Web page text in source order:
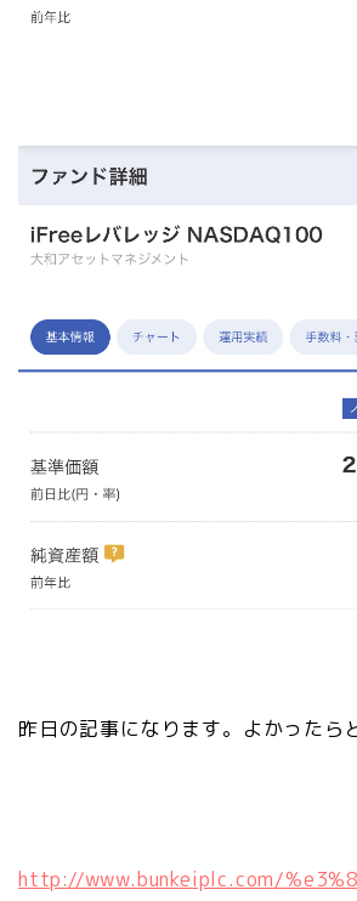
昨日の記事になります。よかった
http://www.bunkeiplc.com/